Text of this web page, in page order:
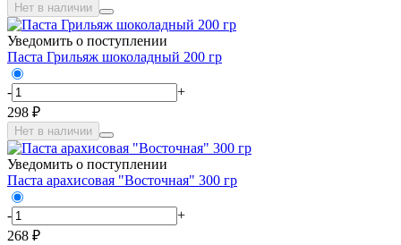
Нет в наличии
Уведомить о поступлении
Паста Грильяж шоколадный 200 гр
-
+
298 ₽
Нет в наличии
Уведомить о поступлении
Паста арахисовая "Восточная" 300 гр
-
+
268 ₽